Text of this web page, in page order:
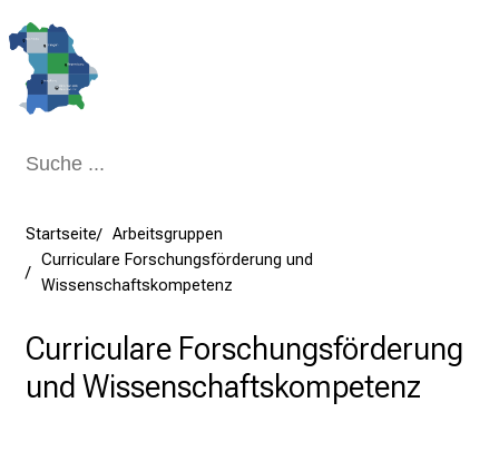
Startseite
Arbeitsgruppen
Curriculare Forschungsförderung und
Wissenschaftskompetenz
Curriculare Forschungsförderung
und Wissenschaftskompetenz